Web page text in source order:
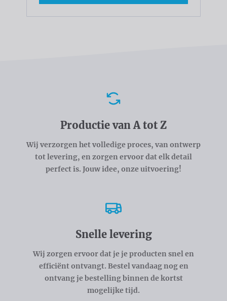
Productie van A tot Z
Wij verzorgen het volledige proces, van ontwerp
tot levering, en zorgen ervoor dat elk detail
perfect is. Jouw idee, onze uitvoering!
Snelle levering
Wij zorgen ervoor dat je je producten snel en
efficiënt ontvangt. Bestel vandaag nog en
ontvang je bestelling binnen de kortst
mogelijke tijd.